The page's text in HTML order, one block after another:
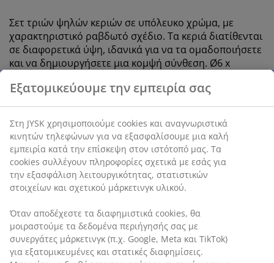
Σετ τριών ψηλών κεριών σε υπόλευκο χρώμα, με
χαρακτηριστικό ραβδωτό σχέδιο. Τα κεριά διατίθενται
σε διαφορετικά ύψη, ιδανικά για να τα ομαδοποιήσετε
και να δημιουργήσετε μια κομψή σύνθεση. Ø6 x
SKU: 4912978
Σημάνσεις
Χαρακτηριστικά προϊόντος
Αξιολογήσεις
(0)
Εξατομικεύουμε την εμπειρία σας
Στη JYSK χρησιμοποιούμε cookies και αναγνωριστικά
κινητών τηλεφώνων για να εξασφαλίσουμε μια καλή
εμπειρία κατά την επίσκεψη στον ιστότοπό μας. Τα
cookies συλλέγουν πληροφορίες σχετικά με εσάς για
την εξασφάλιση λειτουργικότητας, στατιστικών
στοιχείων και σχετικού μάρκετινγκ υλικού.
Όταν αποδέχεστε τα διαφημιστικά cookies, θα
μοιραστούμε τα δεδομένα περιήγησής σας με
συνεργάτες μάρκετινγκ (π.χ. Google, Meta και TikTok)
για εξατομικευμένες και στατικές διαφημίσεις.